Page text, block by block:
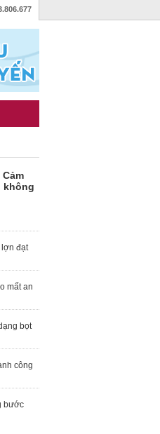
không
lợn đạt
mất an
bọt
công
bước